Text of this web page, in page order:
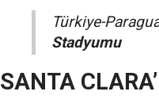
Türkiye-
Stadyumu
SANTA